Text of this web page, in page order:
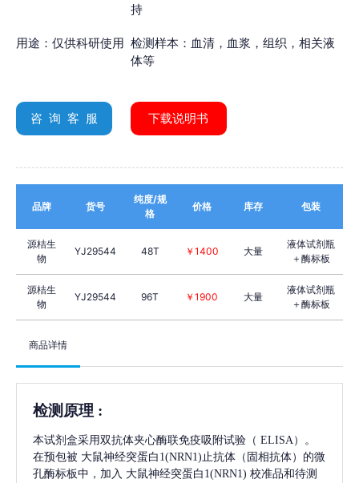
持
用途：仅供科研使用 检测样本：血清，血浆，组织，相关液
体等
咨 询 客 服 下载说明书
品牌 货号
纯度/规
格
价格 库存 包装
源桔生
物
YJ29544 48T ￥1400 大量
液体试剂瓶
＋酶标板
源桔生
物
YJ29544 96T ￥1900 大量
液体试剂瓶
＋酶标板
商品详情
检测原理 :
本试剂盒采用双抗体夹心酶联免疫吸附试验（ ELISA）。
在预包被 大鼠神经突蛋白1(NRN1) 止抗体（固相抗体）的微
孔酶标板中，加入 大鼠神经突蛋白1(NRN1) 校准品和待测